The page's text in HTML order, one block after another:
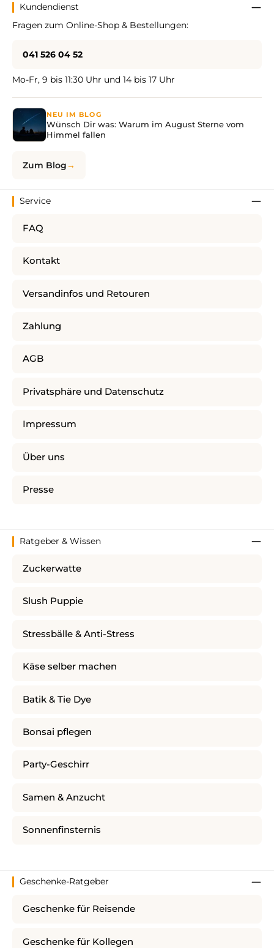
Kundendienst
Fragen zum Online-Shop & Bestellungen:
041 526 04 52
Mo-Fr, 9 bis 11:30 Uhr und 14 bis 17 Uhr
NEU IM BLOG
Wünsch Dir was: Warum im August Sterne vom
Himmel fallen
Zum Blog
Service
FAQ
Kontakt
Versandinfos und Retouren
Zahlung
AGB
Privatsphäre und Datenschutz
Impressum
Über uns
Presse
Ratgeber & Wissen
Zuckerwatte
Slush Puppie
Stressbälle & Anti-Stress
Käse selber machen
Batik & Tie Dye
Bonsai pflegen
Party-Geschirr
Samen & Anzucht
Sonnenfinsternis
Geschenke-Ratgeber
Geschenke für Reisende
Geschenke für Kollegen